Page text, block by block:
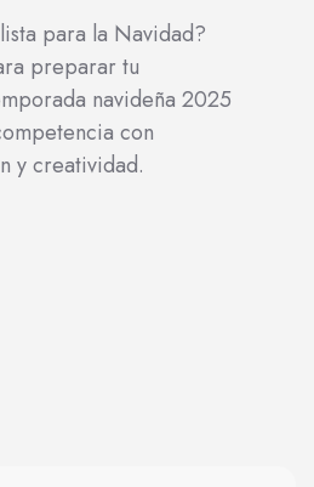
para la Navidad?
preparar tu
navideña 2025
con
y creatividad.